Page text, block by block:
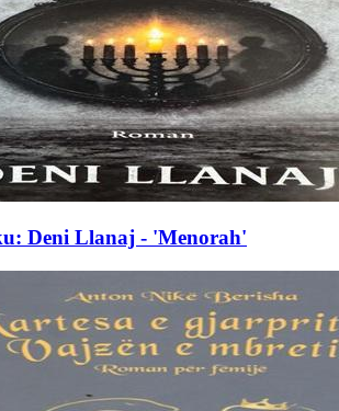
Deni Llanaj - 'Menorah'